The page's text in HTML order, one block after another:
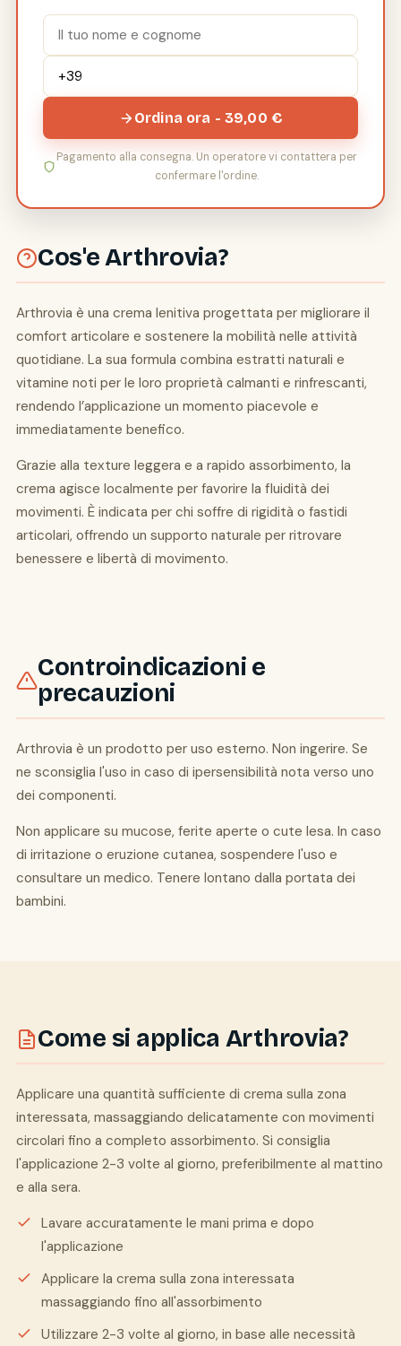
Ordina ora - 39,00 €
Pagamento alla consegna. Un operatore vi contattera per
confermare l'ordine.
Cos'e Arthrovia?
Arthrovia è una crema lenitiva progettata per migliorare il
comfort articolare e sostenere la mobilità nelle attività
quotidiane. La sua formula combina estratti naturali e
vitamine noti per le loro proprietà calmanti e rinfrescanti,
rendendo l’applicazione un momento piacevole e
immediatamente benefico.
Grazie alla texture leggera e a rapido assorbimento, la
crema agisce localmente per favorire la fluidità dei
movimenti. È indicata per chi soffre di rigidità o fastidi
articolari, offrendo un supporto naturale per ritrovare
benessere e libertà di movimento.
Controindicazioni e
precauzioni
Arthrovia è un prodotto per uso esterno. Non ingerire. Se
ne sconsiglia l'uso in caso di ipersensibilità nota verso uno
dei componenti.
Non applicare su mucose, ferite aperte o cute lesa. In caso
di irritazione o eruzione cutanea, sospendere l'uso e
consultare un medico. Tenere lontano dalla portata dei
bambini.
Come si applica Arthrovia?
Applicare una quantità sufficiente di crema sulla zona
interessata, massaggiando delicatamente con movimenti
circolari fino a completo assorbimento. Si consiglia
l'applicazione 2-3 volte al giorno, preferibilmente al mattino
e alla sera.
Lavare accuratamente le mani prima e dopo
l'applicazione
Applicare la crema sulla zona interessata
massaggiando fino all'assorbimento
Utilizzare 2-3 volte al giorno, in base alle necessità